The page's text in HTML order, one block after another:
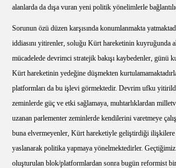
alanlarda da dışa vuran yeni politik yönelimlerle
Sorunun özü düzen karşısında konumlanmakta
iddiasını yitirenler, soluğu Kürt hareketinin kuyruğunda
mücadelede devrimci stratejik bakışı kaybedenler, günü
Kürt hareketinin yedeğine düşmekten
platformları da bu işlevi görmektedir. Devrim ufku
zeminlerde güç ve etki sağlamaya, muhtarlıklardan
uzanan parlementer zeminlerde kendilerini varetmeye
buna elvermeyenler, Kürt hareketiyle geliştirdiği ilişkilere
yaslanarak politika yapmaya yönelmektedirler.
oluşturulan blok/platformlardan sonra bugün reformist